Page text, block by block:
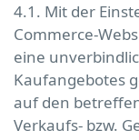
4.1. Mit der
Commerce-
eine
Kaufangebotes
auf den
Verkaufs- bzw.